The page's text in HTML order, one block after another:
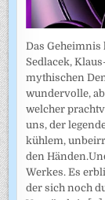
Das
Sedlacek,
mythischen
wundervolle,
welcher
uns, der
kühlem,
den
Werkes. Es
der sich noch